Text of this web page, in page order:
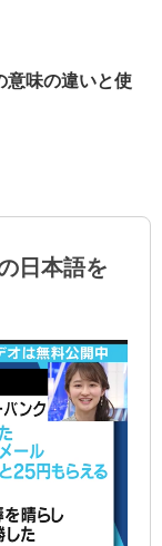
意味の違いと使
日本語を